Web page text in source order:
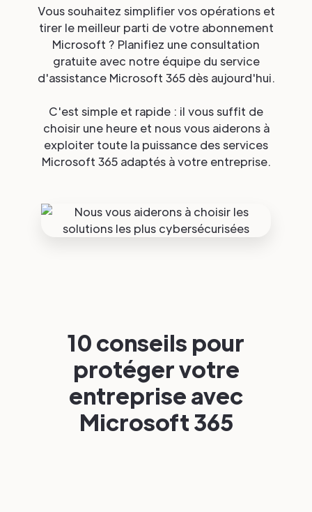
Vous souhaitez simplifier vos opérations et
tirer le meilleur parti de votre abonnement
Microsoft ? Planifiez une consultation
gratuite avec notre équipe du service
d'assistance Microsoft 365 dès aujourd'hui.
C'est simple et rapide : il vous suffit de
choisir une heure et nous vous aiderons à
exploiter toute la puissance des services
Microsoft 365 adaptés à votre entreprise.
10 conseils pour
protéger votre
entreprise avec
Microsoft 365